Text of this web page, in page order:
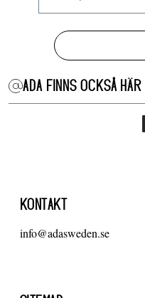
ADA FINNS OCKSÅ HÄR
KONTAKT
info@adasweden.se